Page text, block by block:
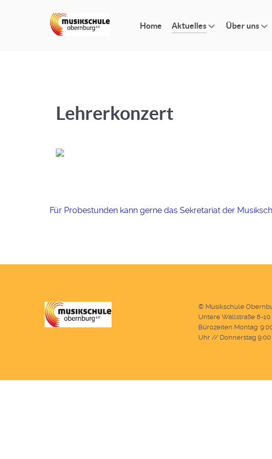
Home Aktuelles Über uns
Lehrerkonzert
Für Probestunden kann gerne das Sekretariat der
© Musikschule
Untere Wallstraße 8-
Bürozeiten Montag:
Uhr // Donnerstag 9:00